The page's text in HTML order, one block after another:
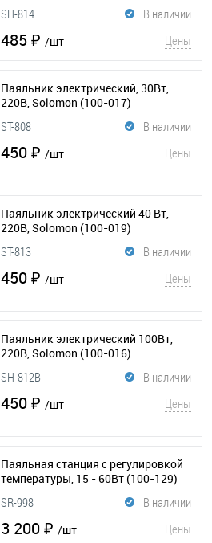
В наличии
SH-814
485 ₽ /шт Цены
Паяльник электрический, 30Вт,
220В, Solomon (100-017)
В наличии
ST-808
450 ₽ /шт Цены
Паяльник электрический 40 Вт,
220В, Solomon (100-019)
В наличии
ST-813
450 ₽ /шт Цены
Паяльник электрический 100Вт,
220В, Solomon (100-016)
В наличии
SH-812B
450 ₽ /шт Цены
Паяльная станция с регулировкой
температуры, 15 - 60Вт (100-129)
В наличии
SR-998
3 200 ₽ /шт Цены